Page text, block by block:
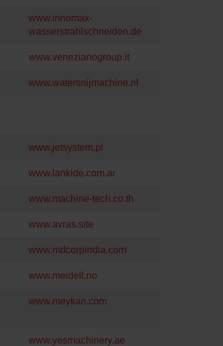
www.innomax-
wasserstrahlschneiden.de
www.venezianogroup.it
www.watersnijmachine.nl
www.jetsystem.pl
www.lankide.com.ar
www.machine-tech.co.th
www.avras.site
www.mdcorpindia.com
www.meidell.no
www.meykan.com
www.yesmachinery.ae